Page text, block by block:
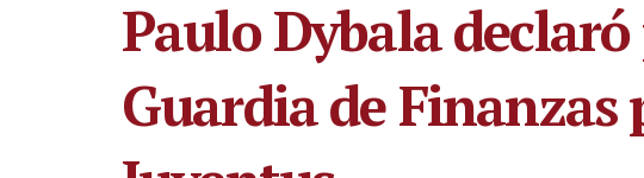
Paulo Dybala
Guardia de